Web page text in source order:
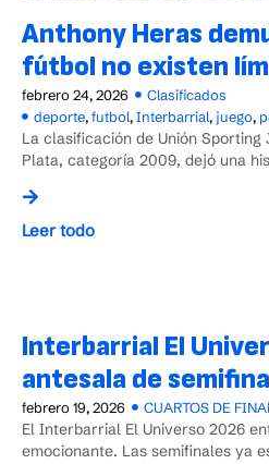
Anthony Heras
fútbol no existen
febrero 24, 2026
Clasificados
deporte,futbol,Interbarrial, juego,
La clasificación de Unión
Plata, categoría 2009, dejó una
Leer todo
Interbarrial El
antesala de
febrero 19, 2026 CUARTOS DE
El Interbarrial El Universo 2026
emocionante. Las semifinales ya